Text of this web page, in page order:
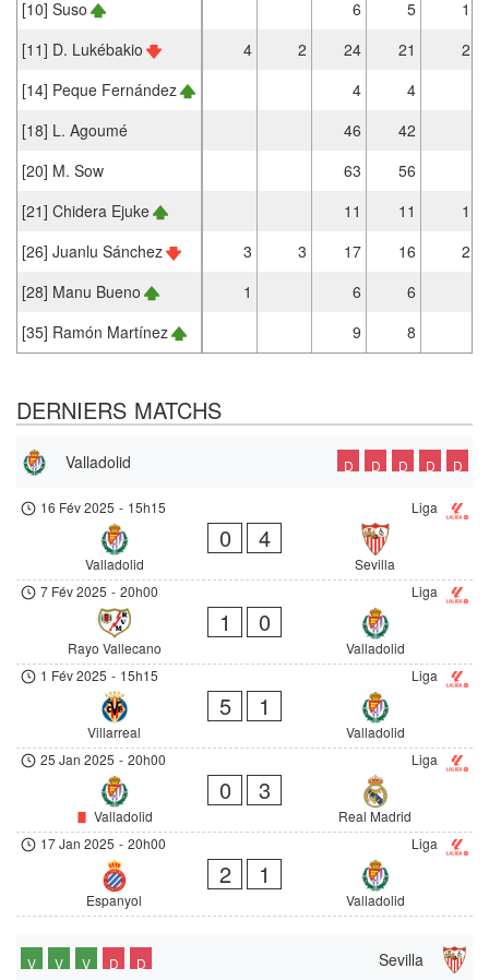
[10] Suso 6 5
1
[11] D. Lukébakio
4 2 24 21
2
[14] Peque Fernández
4
4
[18] L. Agoumé
46
42
[20] M. Sow
63
56
[21] Chidera Ejuke
11 11
1
[26] Juanlu Sánchez
3 3 17 16
2
[28] Manu Bueno
1 6
6
[35] Ramón Martínez
9 8
DERNIERS MATCHS
Valladolid D D D D D
Liga
16 Fév 2025 - 15h15
Valladolid
0 4
Sevilla
Liga
7 Fév 2025 - 20h00
Rayo Vallecano
1 0
Valladolid
Liga
1 Fév 2025 - 15h15
Villarreal
5 1
Valladolid
Liga
25 Jan 2025 - 20h00
Valladolid
0 3
Real Madrid
Liga
17 Jan 2025 - 20h00
Espanyol
2 1
Valladolid
Sevilla
V V V D D